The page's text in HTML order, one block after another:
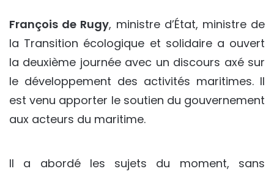
François de Rugy, ministre d’État, ministre de
la Transition écologique et solidaire a ouvert
la deuxième journée avec un discours axé sur
le développement des activités maritimes. Il
est venu apporter le soutien du gouvernement
aux acteurs du maritime.
Il a abordé les sujets du moment, sans